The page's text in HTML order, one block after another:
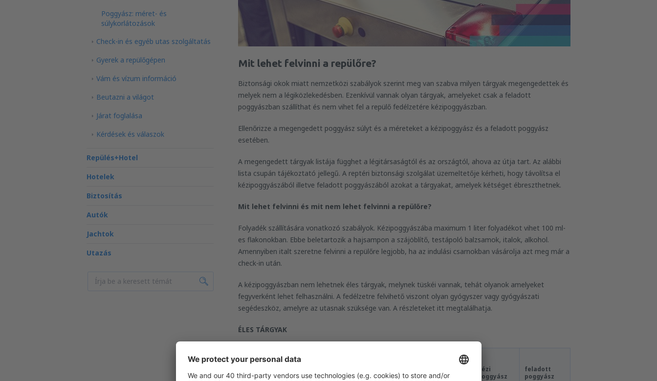
Poggyász: méret- és
súlykorlátozások
Check-in és egyéb utas szolgáltatás
Gyerek a repülőgépen
Vám és vízum információ
Beutazni a világot
Járat foglalása
Kérdések és válaszok
Repülés+Hotel
Hotelek
Biztosítás
Autók
Jachtok
Utazás
Mit lehet felvinni a repülőre?
Biztonsági okok miatt nemzetközi szabályok szerint meg van szabva milyen tárgyak megengedettek és
melyek nem a légiközlekedésben. Ezenkívül vannak olyan tárgyak, amelyeket csak a feladott
poggyászban szállíthat és nem vihet fel a repülő fedélzetére kézipoggyászban.
Ellenőrizze a megengedett poggyász súlyt és a méreteket a kézipoggyász és a feladott poggyász
esetében.
A megengedett tárgyak listája függhet a légitársaságtól és az országtól, ahova az útja tart. Az alábbi
lista csupán tájékoztató jellegű. A reptéri biztonsági szolgálat üzemeltetője kérheti, hogy távolítsa el
kézipoggyászából illetve feladott poggyászából azokat a tárgyakat, amelyek kétséget ébreszthetnek.
Mit lehet felvinni és mit nem lehet felvinni a repülőre?
Folyadék szállítására vonatkozó szabályok. Kézipoggyászába maximum 1 liter folyadékot vihet 100 ml-
es flakonokban. Ebbe beletartozik a hajsampon a szájöblítő, testápoló balzsamok, italok, alkohol.
Amennyiben italt szeretne felvinni a repülőre legjobb, ha az indulási csarnokban vásárolja azt meg már a
check-in után.
A kézipoggyászban nem lehetnek éles tárgyak, melynek tüskéi vannak, tehát olyanok amelyeket
fegyverként lehet felhasználni. A fedélzetre felvihető viszont olyan gyógyszer vagy gyógyászati
segédeszköz, amelyre az utasnak szüksége van. A részleteket itt megtalálhatja.
ÉLES TÁRGYAK
tárgy típusa
kézi
poggyász
feladott
poggyász